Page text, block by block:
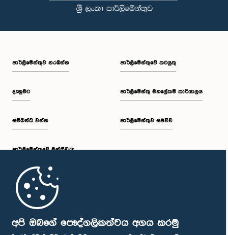
අපි ඔබගේ පෞද්ගලිකත්වය අගය කරමු
පාර්ලි‌මේන්තුව නරඹන්න
දැනුමට
සම්බන්ධ වන්න
පාර්ලි‌මේන්තුවේ මන්ත්‍රීවරු
මුල් පිටුව
පාර්ලිමේන්තුවේ කටයුතු
පාර්ලිමේන්තු මහලේකම් කාර්යාලය
පාර්ලිමේන්තුව සජීවීව
පාර්ලිමේන්තු ජංගම යෙදුම